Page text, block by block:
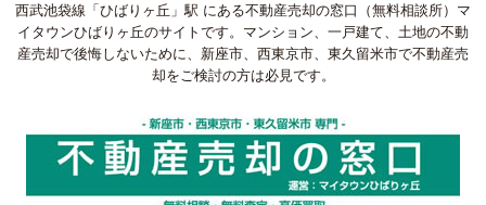
西武池袋線「ひばりヶ丘」駅 にある不動産売却の窓口（無料相談所）マ
イタウンひばりヶ丘のサイトです。マンション、一戸建て、土地の不動
産売却で後悔しないために、新座市、西東京市、東久留米市で不動産売
却をご検討の方は必見です。